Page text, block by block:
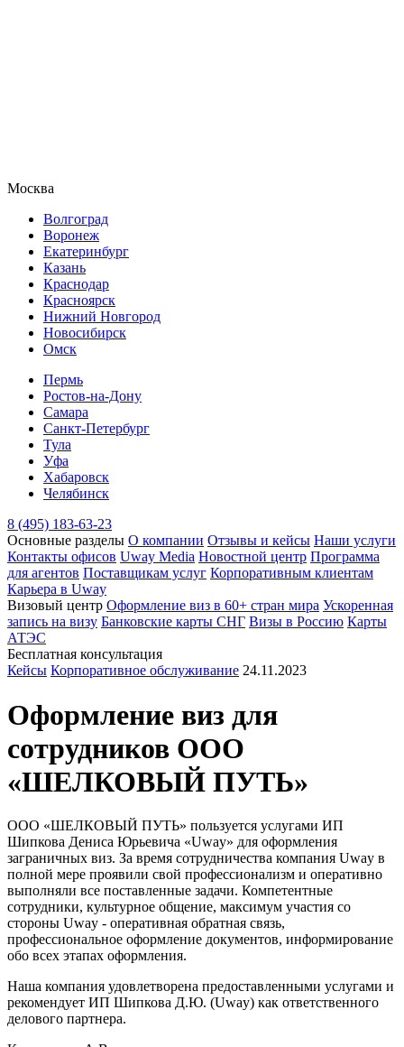
Москва
Волгоград
Воронеж
Екатеринбург
Казань
Краснодар
Красноярск
Нижний Новгород
Новосибирск
Омск
Пермь
Ростов-на-Дону
Самара
Санкт-Петербург
Тула
Уфа
Хабаровск
Челябинск
8 (495) 183-63-23
Основные разделы О компании Отзывы и кейсы Наши услуги
Контакты офисов Uway Media Новостной центр Программа
для агентов Поставщикам услуг Корпоративным клиентам
Карьера в Uway
Визовый центр Оформление виз в 60+ стран мира Ускоренная
запись на визу Банковские карты СНГ Визы в Россию Карты
АТЭС
Бесплатная консультация
Кейсы Корпоративное обслуживание 24.11.2023
Оформление виз для
сотрудников OOO
«ШЕЛКОВЫЙ ПУТЬ»
ООО «ШЕЛКОВЫЙ ПУТЬ» пользуется услугами ИП
Шипкова Дениса Юрьевича «Uway» для оформления
заграничных виз. За время сотрудничества компания Uway в
полной мере проявили свой профессионализм и оперативно
выполняли все поставленные задачи. Компетентные
сотрудники, культурное общение, максимум участия со
стороны Uway - оперативная обратная связь,
профессиональное оформление документов, информирование
обо всех этапах оформления.
Наша компания удовлетворена предоставленными услугами и
рекомендует ИП Шипкова Д.Ю. (Uway) как ответственного
делового партнера.